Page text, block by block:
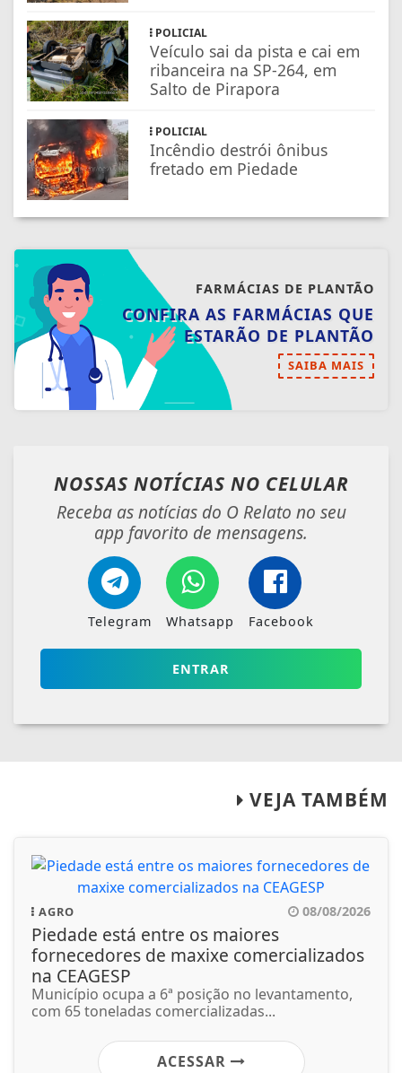
POLICIAL
Veículo sai da pista e cai em
ribanceira na SP-264, em
Salto de Pirapora
POLICIAL
Incêndio destrói ônibus
fretado em Piedade
FARMÁCIAS DE PLANTÃO
CONFIRA AS FARMÁCIAS QUE
ESTARÃO DE PLANTÃO
SAIBA MAIS
NOSSAS NOTÍCIAS NO CELULAR
Receba as notícias do O Relato no seu
app favorito de mensagens.
Telegram Whatsapp Facebook
ENTRAR
VEJA TAMBÉM
AGRO 08/08/2026
Piedade está entre os maiores
fornecedores de maxixe comercializados
na CEAGESP
Município ocupa a 6ª posição no levantamento,
com 65 toneladas comercializadas...
ACESSAR